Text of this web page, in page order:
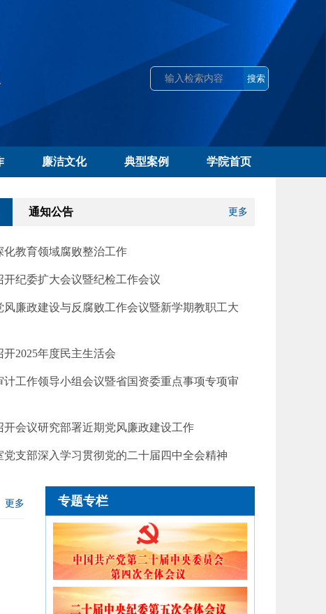
廉洁文化 典型案例 学院首页
干部教职工赴安徽省党风廉...
通知公告 更多
化教育领域腐败整治工作
开纪委扩大会议暨纪检工作会议
风廉政建设与反腐败工作会议暨新学期教职工大
开2025年度民主生活会
计工作领导小组会议暨省国资委重点事项专项审
开会议研究部署近期党风廉政建设工作
党支部深入学习贯彻党的二十届四中全会精神
更多 专题专栏